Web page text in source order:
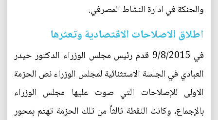
والحنكة في ادارة النشاط المصرفي.
اطلاق الاصلاحات الاقتصادية وتعثرها
في 9/8/2015 قدم رئيس مجلس الوزراء الدكتور حيدر
العبادي في الجلسة الاستثنائية لمجلس الوزراء نص الحزمة
الاولى للإصلاحات التي صوت عليها مجلس الوزراء
بالإجماع، وكانت النقطة ثالثاً من تلك الحزمة تهتم بمحور